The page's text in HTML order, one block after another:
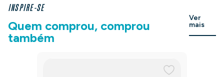
INSPIRE-SE
Quem comprou, comprou
também
Ver
mais